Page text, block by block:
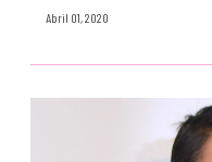
Abril 01, 2020